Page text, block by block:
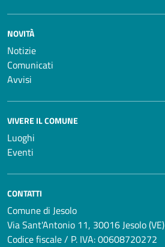
NOVITÀ
Notizie
Comunicati
Avvisi
VIVERE IL COMUNE
Luoghi
Eventi
CONTATTI
Comune di Jesolo
Via Sant'Antonio 11, 30016 Jesolo (VE)
Codice fiscale / P. IVA: 00608720272